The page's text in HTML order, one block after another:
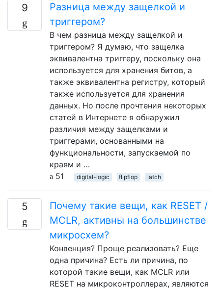
9
Разница между защелкой и
триггером?
В чем разница между защелкой и
триггером? Я думаю, что защелка
эквивалентна триггеру, поскольку она
используется для хранения битов, а
также эквивалентна регистру, который
также используется для хранения
данных. Но после прочтения некоторых
статей в Интернете я обнаружил
различия между защелками и
триггерами, основанными на
функциональности, запускаемой по
краям и …
51
digital-logic flipflop latch
5
Почему такие вещи, как RESET /
MCLR, активны на большинстве
микросхем?
Конвенция? Проще реализовать? Еще
одна причина? Есть ли причина, по
которой такие вещи, как MCLR или
RESET на микроконтроллерах, являются